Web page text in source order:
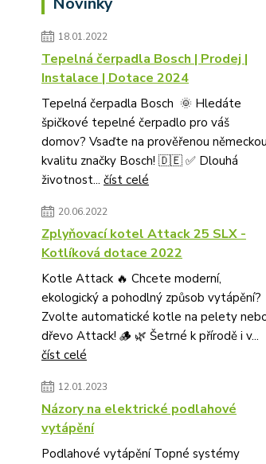
18.01.2022
Tepelná čerpadla Bosch | Prodej |
Instalace | Dotace 2024
Tepelná čerpadla Bosch 🌞 Hledáte
špičkové tepelné čerpadlo pro váš
domov? Vsaďte na prověřenou německou
kvalitu značky Bosch! 🇩🇪 ✅ Dlouhá
životnost... číst celé
20.06.2022
Zplyňovací kotel Attack 25 SLX -
Kotlíková dotace 2022
Kotle Attack 🔥 Chcete moderní,
ekologický a pohodlný způsob vytápění?
Zvolte automatické kotle na pelety
dřevo Attack! 🪵 🌿 Šetrné k přírodě i v...
číst celé
12.01.2023
Názory na elektrické podlahové
vytápění
Podlahové vytápění Topné systémy